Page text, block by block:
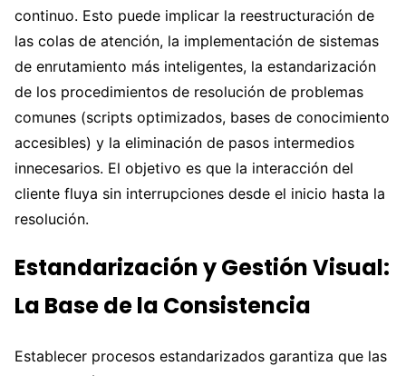
continuo. Esto puede implicar la reestructuración de
las colas de atención, la implementación de sistemas
de enrutamiento más inteligentes, la estandarización
de los procedimientos de resolución de problemas
comunes (scripts optimizados, bases de conocimiento
accesibles) y la eliminación de pasos intermedios
innecesarios. El objetivo es que la interacción del
cliente fluya sin interrupciones desde el inicio hasta la
resolución.
Estandarización y Gestión Visual:
La Base de la Consistencia
Establecer procesos estandarizados garantiza que las